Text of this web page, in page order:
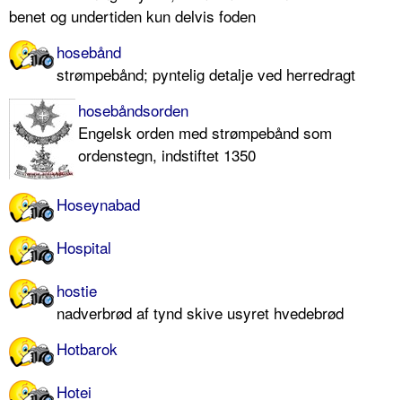
benet og undertiden kun delvis foden
hosebånd
strømpebånd; pyntelig detalje ved herredragt
hosebåndsorden
Engelsk orden med strømpebånd som
ordenstegn, indstiftet 1350
Hoseynabad
Hospital
hostie
nadverbrød af tynd skive usyret hvedebrød
Hotbarok
Hotei